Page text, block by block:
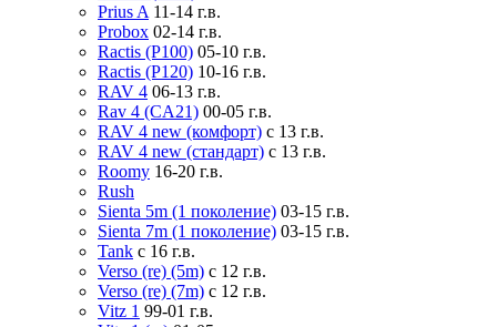
Prius A 11-14 г.в.
Probox 02-14 г.в.
Ractis (P100) 05-10 г.в.
Ractis (P120) 10-16 г.в.
RAV 4 06-13 г.в.
Rav 4 (CA21) 00-05 г.в.
RAV 4 new (комфорт) с 13 г.в.
RAV 4 new (стандарт) с 13 г.в.
Roomy 16-20 г.в.
Rush
Sienta 5m (1 поколение) 03-15 г.в.
Sienta 7m (1 поколение) 03-15 г.в.
Tank с 16 г.в.
Verso (re) (5m) с 12 г.в.
Verso (re) (7m) с 12 г.в.
Vitz 1 99-01 г.в.